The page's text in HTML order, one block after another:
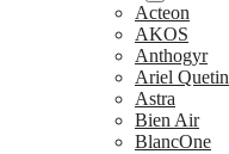
Acteon
AKOS
Anthogyr
Ariel Quetin
Astra
Bien Air
BlancOne